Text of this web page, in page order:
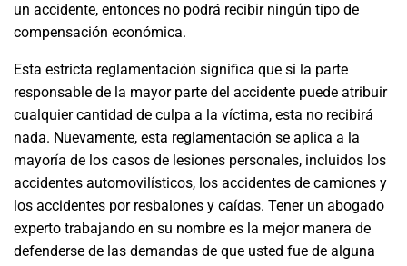
un accidente, entonces no podrá recibir ningún tipo de
compensación económica.
Esta estricta reglamentación significa que si la parte
responsable de la mayor parte del accidente puede atribuir
cualquier cantidad de culpa a la víctima, esta no recibirá
nada. Nuevamente, esta reglamentación se aplica a la
mayoría de los casos de lesiones personales, incluidos los
accidentes automovilísticos, los accidentes de camiones y
los accidentes por resbalones y caídas. Tener un abogado
experto trabajando en su nombre es la mejor manera de
defenderse de las demandas de que usted fue de alguna